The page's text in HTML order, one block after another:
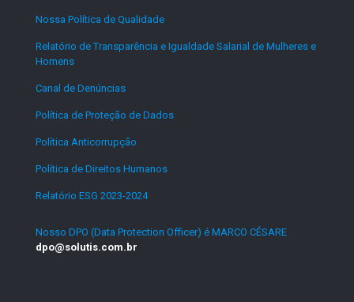
Nossa Política de Qualidade
Relatório de Transparência e Igualdade Salarial de Mulheres e
Homens
Canal de Denúncias
Política de Proteção de Dados
Política Anticorrupção
Política de Direitos Humanos
Relatório ESG 2023-2024.
Nosso DPO (Data Protection Officer) é MARCO CÉSARE
dpo@solutis.com.br